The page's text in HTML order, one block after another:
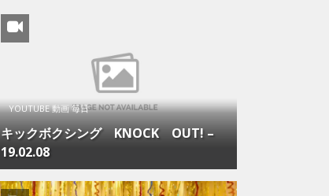
YOUTUBE 動画 毎日
キックボクシング KNOCK OUT! –
19.02.08